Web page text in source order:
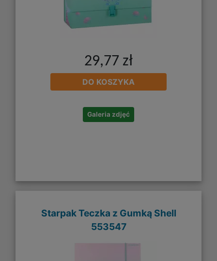
29,77 zł
DO KOSZYKA
Galeria zdjęć
Starpak Teczka z Gumką Shell
553547